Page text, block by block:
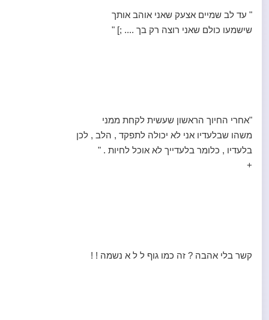
" עד לב שמיים אצעק שאני אוהב אותך
שישמעו כולם שאני רוצה רק בך .... ;] "
"אחרי החיוך הראשון שעשית לקחת ממני
משהו שבלעדיו אני לא יכולה לתפקד , הלב , לכן
בלעדיו , כלומר בלעדייך לא אוכל לחיות . "
+
קשר בלי אהבה ? זה כמו גוף ל ל א נשמה ! !